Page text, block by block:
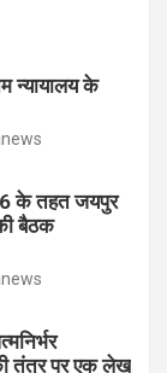
न्यायालय के
के तहत जयपुर
बैठक
तंत्र पर एक लेख